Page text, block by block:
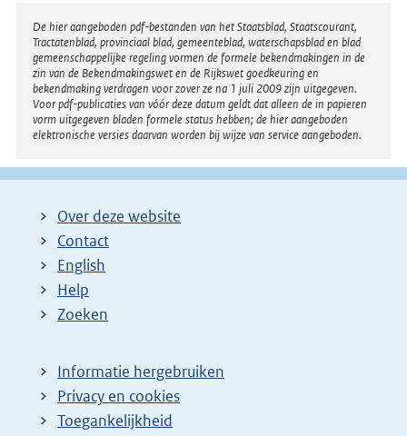
Disclaimer
De hier aangeboden pdf-bestanden van het Staatsblad, Staatscourant,
Tractatenblad, provinciaal blad, gemeenteblad, waterschapsblad en blad
gemeenschappelijke regeling vormen de formele bekendmakingen in de
zin van de Bekendmakingswet en de Rijkswet goedkeuring en
bekendmaking verdragen voor zover ze na 1 juli 2009 zijn uitgegeven.
Voor pdf-publicaties van vóór deze datum geldt dat alleen de in papieren
vorm uitgegeven bladen formele status hebben; de hier aangeboden
elektronische versies daarvan worden bij wijze van service aangeboden.
Over deze website
Contact
English
Help
Zoeken
Informatie hergebruiken
Privacy en cookies
Toegankelijkheid